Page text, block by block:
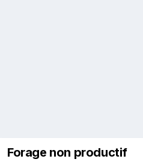
Forage non productif